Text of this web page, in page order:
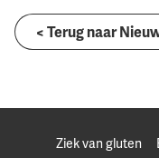
< Terug naar
Ziek van gluten